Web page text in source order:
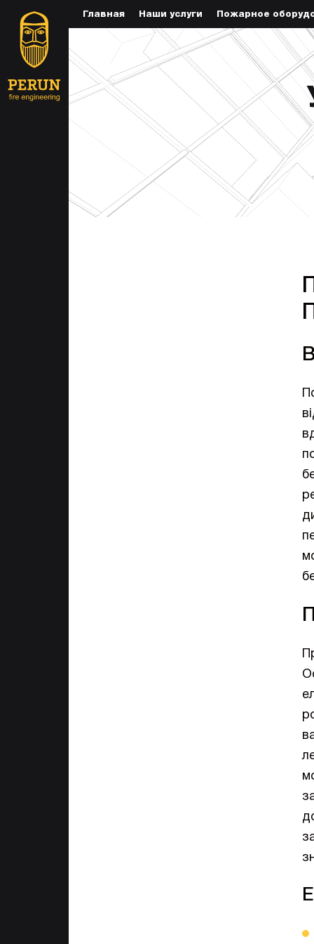
Главная Наши услуги Пожарное